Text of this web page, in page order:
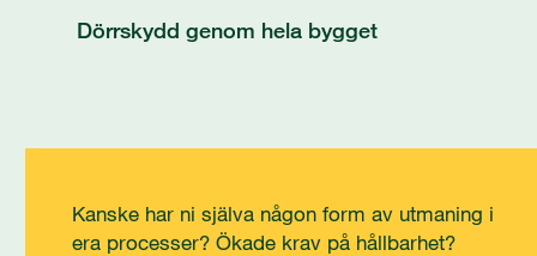
Dörrskydd genom hela bygget
Kanske har ni själva någon form av utmaning i
era processer? Ökade krav på hållbarhet?